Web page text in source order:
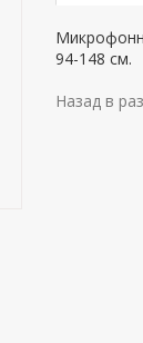
94-148 см.
Назад в